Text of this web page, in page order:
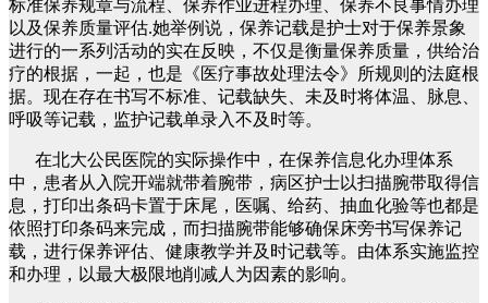
标准保养规章与流程、保养作业进程办理、保养不良事情办理
以及保养质量评估.她举例说，保养记载是护士对于保养景象
进行的一系列活动的实在反映，不仅是衡量保养质量，供给治
疗的根据，一起，也是《医疗事故处理法令》所规则的法庭根
据。现在存在书写不标准、记载缺失、未及时将体温、脉息、
呼吸等记载，监护记载单录入不及时等。
在北大公民医院的实际操作中，在保养信息化办理体系
中，患者从入院开端就带着腕带，病区护士以扫描腕带取得信
息，打印出条码卡置于床尾，医嘱、给药、抽血化验等也都是
依照打印条码来完成，而扫描腕带能够确保床旁书写保养记
载，进行保养评估、健康教学并及时记载等。由体系实施监控
和办理，以最大极限地削减人为因素的影响。